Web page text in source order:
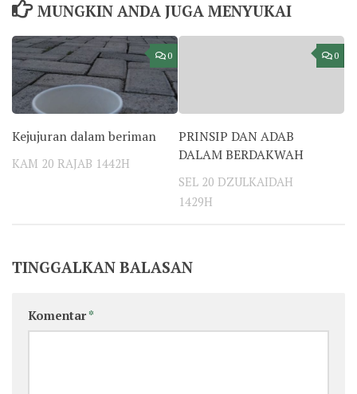
MUNGKIN ANDA JUGA MENYUKAI
0
Kejujuran dalam beriman
KAM 20 RAJAB 1442H
0
PRINSIP DAN ADAB
DALAM BERDAKWAH
SEL 20 DZULKAIDAH
1429H
TINGGALKAN BALASAN
Komentar*